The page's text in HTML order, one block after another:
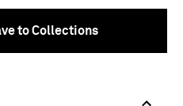
to Collections